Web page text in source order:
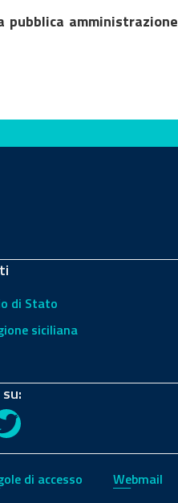
pubblica amministrazione
di Stato
siciliana
Twitter
di accesso Webmail